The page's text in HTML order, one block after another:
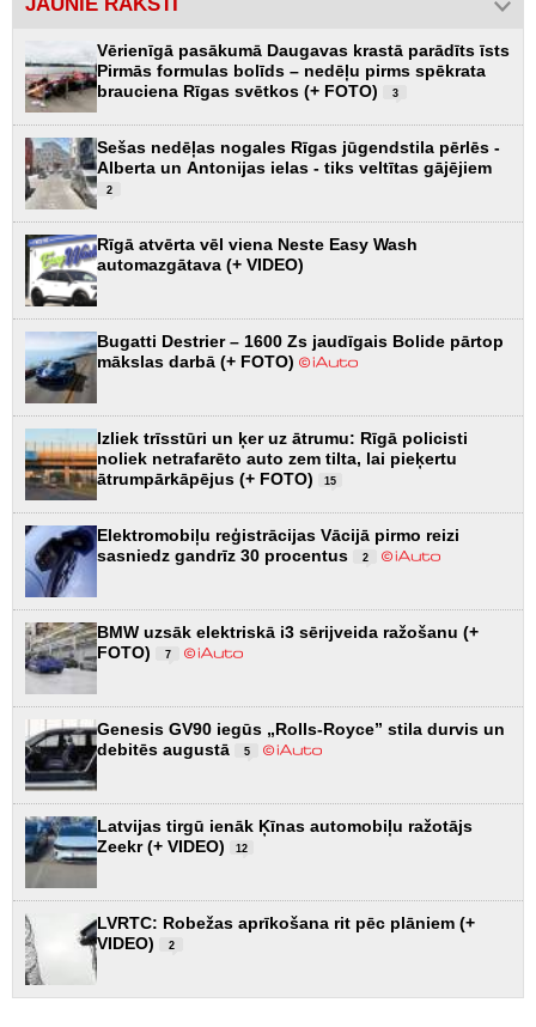
JAUNIE RAKSTI
Vērienīgā pasākumā Daugavas krastā parādīts īsts
Pirmās formulas bolīds – nedēļu pirms spēkrata
brauciena Rīgas svētkos (+ FOTO)
3
Sešas nedēļas nogales Rīgas jūgendstila pērlēs -
Alberta un Antonijas ielas - tiks veltītas gājējiem
2
Rīgā atvērta vēl viena Neste Easy Wash
automazgātava (+ VIDEO)
Bugatti Destrier – 1600 Zs jaudīgais Bolide pārtop
mākslas darbā (+ FOTO)
Izliek trīsstūri un ķer uz ātrumu: Rīgā policisti
noliek netrafarēto auto zem tilta, lai pieķertu
ātrumpārkāpējus (+ FOTO)
15
Elektromobiļu reģistrācijas Vācijā pirmo reizi
sasniedz gandrīz 30 procentus
2
BMW uzsāk elektriskā i3 sērijveida ražošanu (+
FOTO)
7
Genesis GV90 iegūs „Rolls-Royce” stila durvis un
debitēs augustā
5
Latvijas tirgū ienāk Ķīnas automobiļu ražotājs
Zeekr (+ VIDEO)
12
LVRTC: Robežas aprīkošana rit pēc plāniem (+
VIDEO)
2